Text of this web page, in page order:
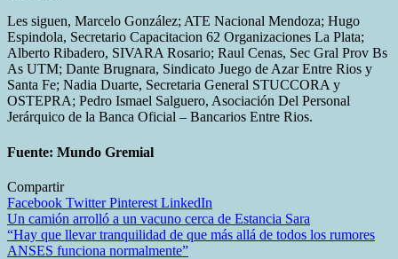
Les siguen, Marcelo González; ATE Nacional Mendoza; Hugo
Espindola, Secretario Capacitacion 62 Organizaciones La Plata;
Alberto Ribadero, SIVARA Rosario; Raul Cenas, Sec Gral Prov Bs
As UTM; Dante Brugnara, Sindicato Juego de Azar Entre Rios y
Santa Fe; Nadia Duarte, Secretaria General STUCCORA y
OSTEPRA; Pedro Ismael Salguero, Asociación Del Personal
Jerárquico de la Banca Oficial – Bancarios Entre Rios.
Fuente: Mundo Gremial
Compartir
Facebook TwitterPinterest LinkedIn
Navegación
de
Un camión arrolló a un vacuno cerca de Estancia Sara
“Hay que llevar tranquilidad de que más allá de todos los rumores
ANSES funciona normalmente”